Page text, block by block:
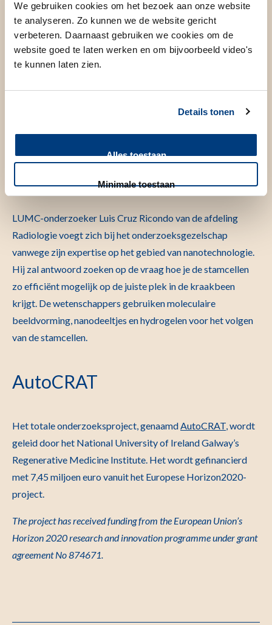
We gebruiken cookies om het bezoek aan onze website
te analyseren. Zo kunnen we de website gericht
verbeteren. Daarnaast gebruiken we cookies om de
website goed te laten werken en om bijvoorbeeld video's
te kunnen laten zien.
Details tonen
Alles toestaan
Minimale toestaan
komen hoe destamceltherapie voor artrose precies werkt.
“Onze Europese collega’s hebben al laten zien dat
stamceltherapie het kraakbeen kan herstellen bij
proefdieren, maar het is nog onduidelijk hoe dat precies
uitzoeken middels het gekweekte kraakbeen, de stamcellen
LUMC-onderzoeker Luis Cruz Ricondo van de afdeling
Radiologie voegt zich bij het onderzoeksgezelschap
vanwege zijn expertise op het gebied van nanotechnologie.
Hij zal antwoord zoeken op de vraag hoe je de stamcellen
zo efficiënt mogelijk op de juiste plek in de kraakbeen
krijgt. De wetenschappers gebruiken moleculaire
beeldvorming, nanodeeltjes en hydrogelen voor het volgen
van de stamcellen.
AutoCRAT
Het totale onderzoeksproject, genaamdAutoCRAT, wordt
geleid door het National University of Ireland Galway’s
Regenerative Medicine Institute. Het wordt gefinancierd
met 7,45 miljoen euro vanuit het Europese Horizon2020-
project.
The project has received funding from the European Union’s
Horizon 2020 research and innovation programme under grant
agreement No 874671.